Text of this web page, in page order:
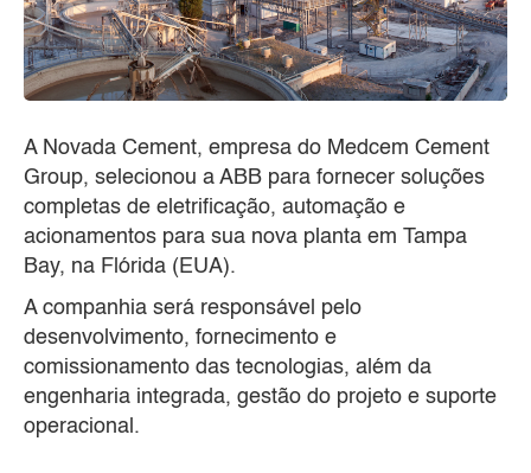
A Novada Cement, empresa do Medcem Cement
Group, selecionou a ABB para fornecer soluções
completas de eletrificação, automação e
acionamentos para sua nova planta em Tampa
Bay, na Flórida (EUA).
A companhia será responsável pelo
desenvolvimento, fornecimento e
comissionamento das tecnologias, além da
engenharia integrada, gestão do projeto e suporte
operacional.